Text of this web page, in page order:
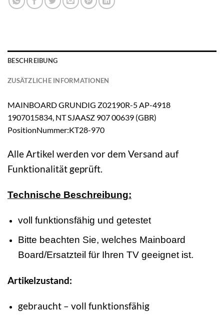
BESCHREIBUNG
ZUSÄTZLICHE INFORMATIONEN
MAINBOARD GRUNDIG Z02190R-5 AP-4918
1907015834, NT SJAASZ 907 00639 (GBR)
PositionNummer:KT28-970
Alle Artikel werden vor dem Versand auf
Funktionalität geprüft.
Technische Beschreibung:
voll funktionsfähig und getestet
Bitte beachten Sie, welches Mainboard
Board/Ersatzteil für Ihren TV geeignet ist.
Artikelzustand:
gebraucht – voll funktionsfähig